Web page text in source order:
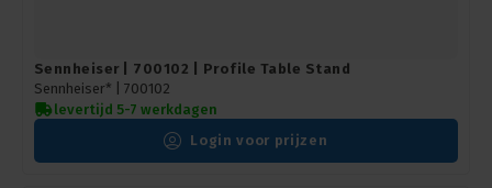
Sennheiser | 700102 | Profile Table Stand
Sennheiser* | 700102
levertijd 5-7 werkdagen
Login voor prijzen